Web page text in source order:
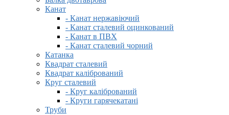
Канат
- Канат нержавіючий
- Канат сталевий оцинкований
- Канат в ПВХ
- Канат сталевий чорний
Катанка
Квадрат сталевий
Квадрат калібрований
Круг сталевий
- Круг калібрований
- Круги гарячекатані
Труби